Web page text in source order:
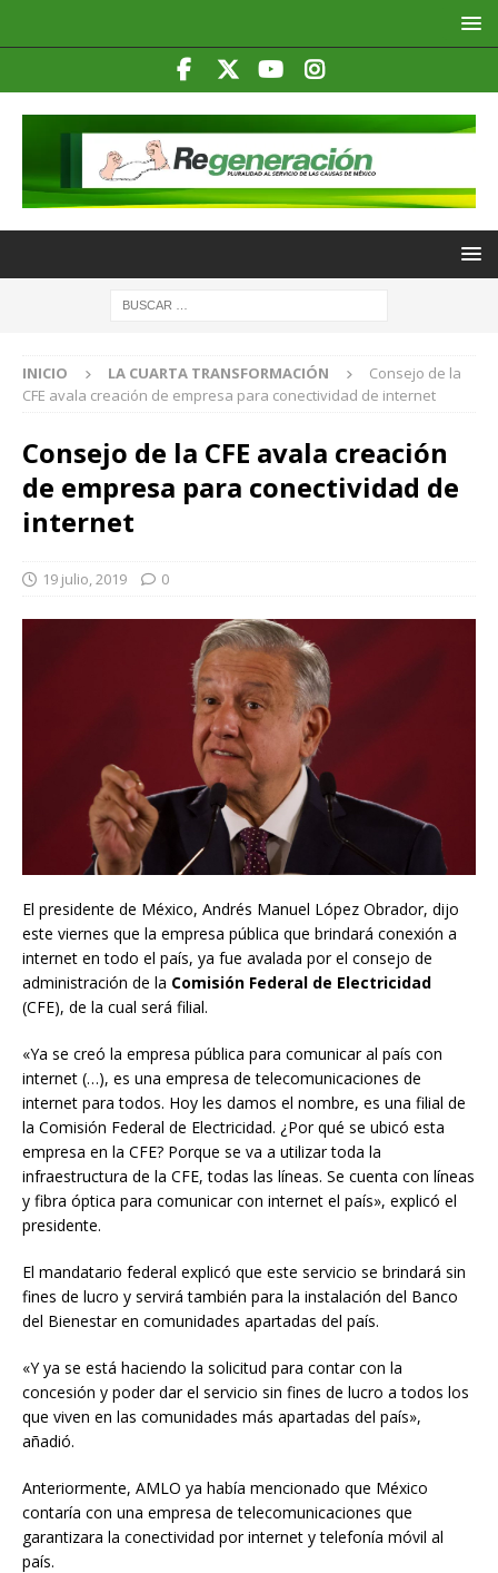
INICIO LA CUARTA TRANSFORMACIÓN
Consejo de la
CFE avala creación de empresa para conectividad de internet
Consejo de la CFE avala creación
de empresa para conectividad de
internet
19 julio, 2019 0
El presidente de México, Andrés Manuel López Obrador, dijo
este viernes que la empresa pública que brindará conexión a
internet en todo el país, ya fue avalada por el consejo de
administración de la Comisión Federal de Electricidad
(CFE), de la cual será filial.
«Ya se creó la empresa pública para comunicar al país con
internet (…), es una empresa de telecomunicaciones de
internet para todos. Hoy les damos el nombre, es una filial de
la Comisión Federal de Electricidad. ¿Por qué se ubicó esta
empresa en la CFE? Porque se va a utilizar toda la
infraestructura de la CFE, todas las líneas. Se cuenta con líneas
y fibra óptica para comunicar con internet el país», explicó el
presidente.
El mandatario federal explicó que este servicio se brindará sin
fines de lucro y servirá también para la instalación del Banco
del Bienestar en comunidades apartadas del país.
«Y ya se está haciendo la solicitud para contar con la
concesión y poder dar el servicio sin fines de lucro a todos los
que viven en las comunidades más apartadas del país»,
añadió.
Anteriormente, AMLO ya había mencionado que México
contaría con una empresa de telecomunicaciones que
garantizara la conectividad por internet y telefonía móvil al
país.